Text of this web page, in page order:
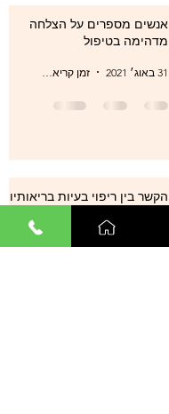
אנשים מספרים על הצלחה
מדהימה בטיפול
31 באוג׳ 2021
הקשר בין ריפוי בעיות בריאותיות
31 באוג׳ 2021 זמן קריאה 1 דקות